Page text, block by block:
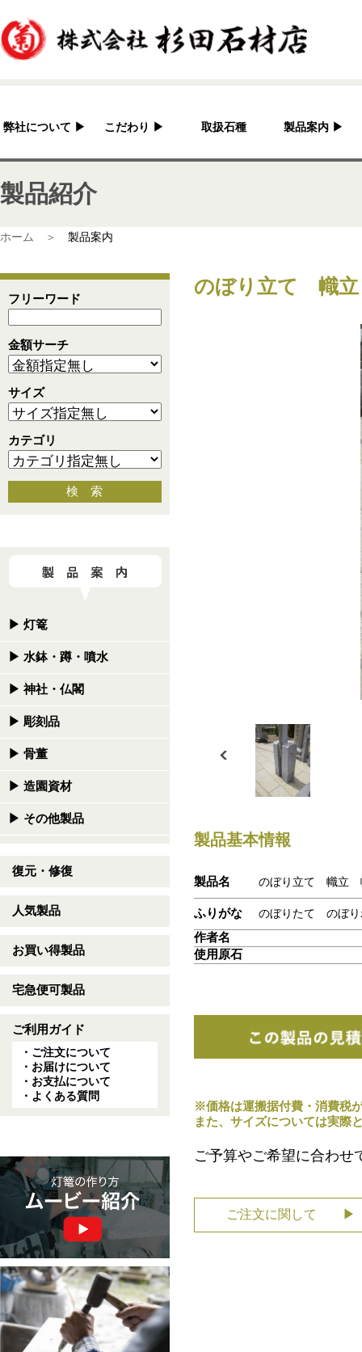
弊社について ▶
杉田石材店とは？
会社概要
こだわり ▶
加工へのこだわり
取扱石種 製品案内 ▶
灯篭
骨董
製品紹介
ホーム ＞ 製品案内
フリーワード
金額サーチ
サイズ
カテゴリ
検 索
▶ 灯篭
▶ 水鉢・蹲・噴水
▶ 神社・仏閣
▶ 彫刻品
▶ 骨董
▶ 造園資材
▶ その他製品
復元・修復
人気製品
お買い得製品
宅急便可製品
ご利用ガイド
・ご注文について
・お届けについて
・お支払について
・よくある質問
のぼり立て 幟
製品基本情報
製品名 のぼり立て 幟立
ふりがな のぼりたて のぼり
作者名
使用原石
※価格は運搬据付費・消費税
また、サイズについては実際
ご予算やご希望に合わせ
ご注文に関して ▶